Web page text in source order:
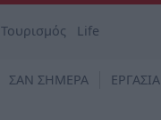
Τουρισμός Life
ΣΑΝ ΣΗΜΕΡΑ ΕΡΓΑΣΙΑ